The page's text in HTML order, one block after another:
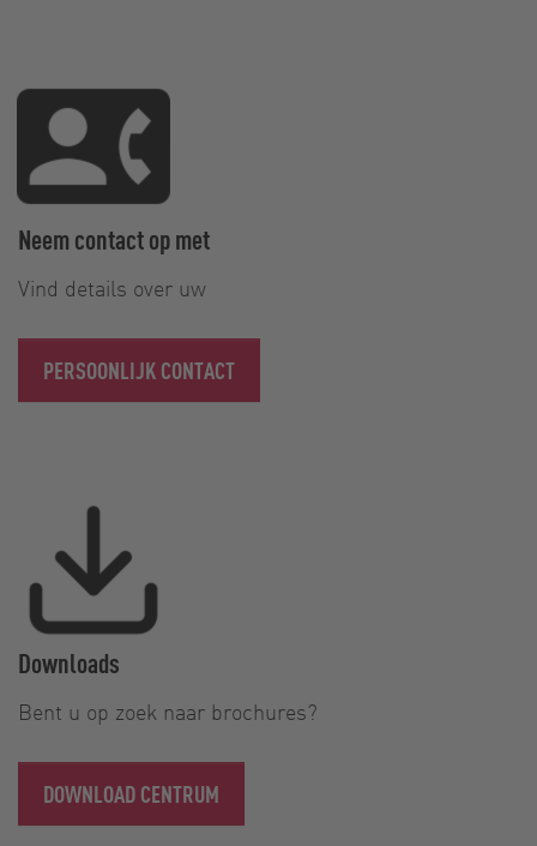
Neem contact op met
Vind details over uw
PERSOONLIJK CONTACT
Downloads
Bent u op zoek naar brochures?
DOWNLOAD CENTRUM